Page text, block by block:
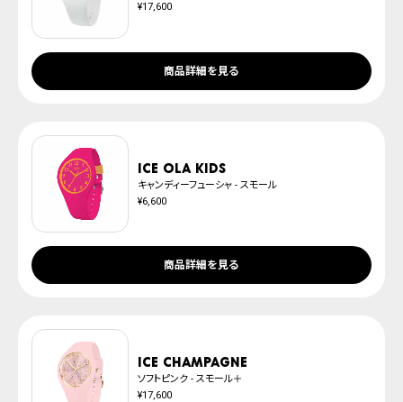
¥17,600
商品詳細を見る
ICE ola kids
キャンディーフューシャ - スモール
¥6,600
商品詳細を見る
ICE champagne
ソフトピンク - スモール＋
¥17,600